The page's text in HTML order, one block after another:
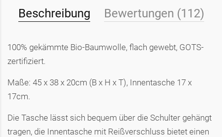
Beschreibung Bewertungen (112)
100% gekämmte Bio-Baumwolle, flach gewebt, GOTS-
zertifiziert.
Maße: 45 x 38 x 20cm (B x H x T), Innentasche 17 x
17cm.
Die Tasche lässt sich bequem über die Schulter gehängt
tragen, die Innentasche mit Reißverschluss bietet einen